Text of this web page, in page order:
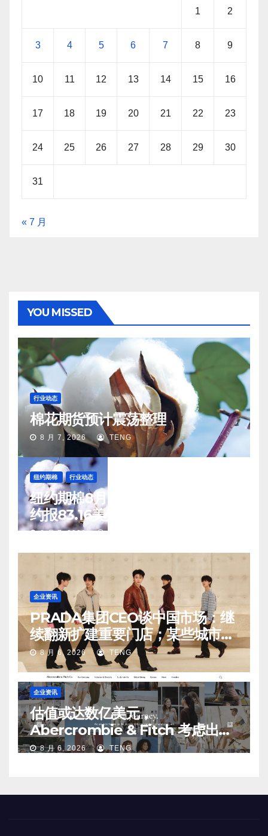
1 2
3 4 5 6 7 8 9
10 11 12 13 14 15 16
17 18 19 20 21 22 23
24 25 26 27 28 29 30
31
« 7 月
YOU MISSED
行业动态
棉花期货预计震荡整理
8 月 7, 2026 TENG
纽约期棉 行业动态
纽约期棉8月6日(周四)收涨12月合
约报83.16美分/磅
8 月 7, 2026 TENG
企业资讯
PRADA集团CEO谈中国市场：继
续翻新扩建重要门店；某些城市的
第二、第三店不再有价值
8 月 6, 2026 TENG
企业资讯
估值或达数亿美元，
Abercrombie & Fitch 考虑出售
中国业务部分股权
8 月 6, 2026 TENG